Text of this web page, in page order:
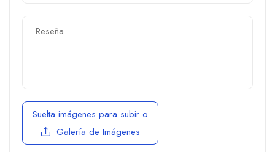
Suelta imágenes para subir o
Galería de Imágenes